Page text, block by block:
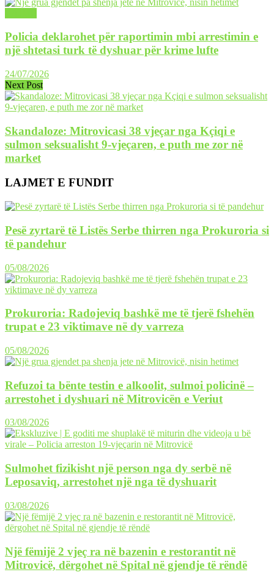
Policia deklarohet për raportimin mbi arrestimin e
një shtetasi turk të dyshuar për krime lufte
24/07/2026
Next Post
Skandaloze: Mitrovicasi 38 vjeçar nga Kçiqi e
sulmon seksualisht 9-vjeçaren, e puth me zor në
market
LAJMET E FUNDIT
Pesë zyrtarë të Listës Serbe thirren nga Prokuroria si
të pandehur
05/08/2026
Prokuroria: Radojeviq bashkë me të tjerë fshehën
trupat e 23 viktimave në dy varreza
05/08/2026
Refuzoi ta bënte testin e alkoolit, sulmoi policinë –
arrestohet i dyshuari në Mitrovicën e Veriut
03/08/2026
Sulmohet fizikisht një person nga dy serbë në
Leposaviq, arrestohet një nga të dyshuarit
03/08/2026
Një fëmijë 2 vjeç ra në bazenin e restorantit në
Mitrovicë, dërgohet në Spital në gjendje të rëndë